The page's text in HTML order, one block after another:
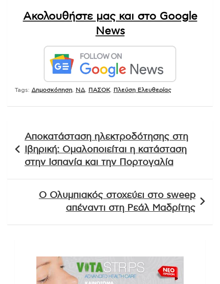
Ακολουθήστε μας και στο Google
News
Tags: Δημοσκόπηση ΝΔ ΠΑΣΟΚ Πλεύση Ελευθερίας
άρθρων
Αποκατάσταση ηλεκτροδότησης στη
Ιβηρική: Ομαλοποιείται η κατάσταση
στην Ισπανία και την Πορτογαλία
Ο Ολυμπιακός στοχεύει στο sweep
απέναντι στη Ρεάλ Μαδρίτης